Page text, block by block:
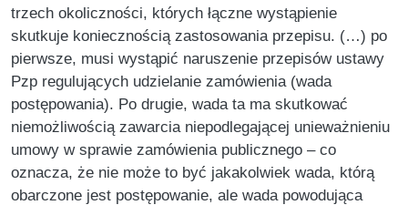
trzech okoliczności, których łączne wystąpienie
skutkuje koniecznością zastosowania przepisu. (…) po
pierwsze, musi wystąpić naruszenie przepisów ustawy
Pzp regulujących udzielanie zamówienia (wada
postępowania). Po drugie, wada ta ma skutkować
niemożliwością zawarcia niepodlegającej unieważnieniu
umowy w sprawie zamówienia publicznego – co
oznacza, że nie może to być jakakolwiek wada, którą
obarczone jest postępowanie, ale wada powodująca